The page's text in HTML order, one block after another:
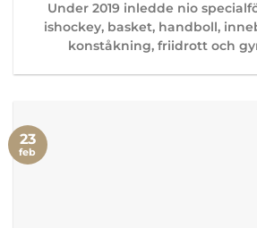
Under 2019 inledde nio
ishockey, basket, handboll,
konståkning, friidrott och
23
feb